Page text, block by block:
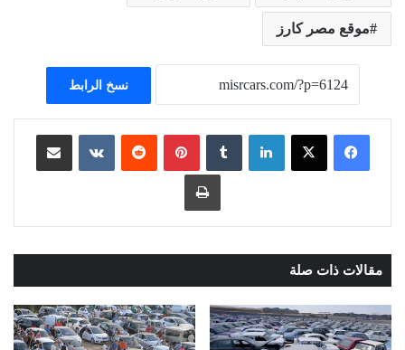
موقع مصر كارز
نسخ الرابط
لينكدإن ‏Tumblr بينتيريست
‏Reddit
‏VKontakte مشاركة عبر البريد
طباعة
مقالات ذات صلة